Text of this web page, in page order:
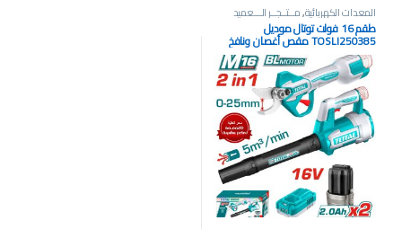
المعدات الكهربائية,مــتــجــر الـــعميد
طقم 16 فولت توتال موديل
TOSLI250385 مقص أغصان ونافخ
هواء (بدون فحمات)